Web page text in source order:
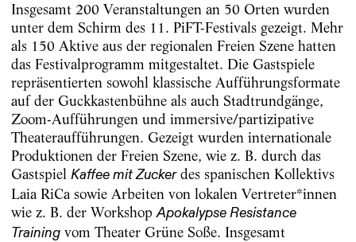
Insgesamt 200 Veranstaltungen an 50 Orten wurden
unter dem Schirm des 11. PiFT-Festivals gezeigt. Mehr
als 150 Aktive aus der regionalen Freien Szene hatten
das Festivalprogramm mitgestaltet. Die Gastspiele
repräsentierten sowohl klassische Aufführungsformate
auf der Guckkastenbühne als auch Stadtrundgänge,
Zoom-Aufführungen und immersive/partizipative
Theateraufführungen. Gezeigt wurden internationale
Produktionen der Freien Szene, wie z. B. durch das
Gastspiel Kaffee mit Zuckerdes spanischen Kollektivs
Laia RiCa sowie Arbeiten von lokalen Vertreter*innen
wie z. B. der WorkshopApokalypse Resistance
Trainingvom Theater Grüne Soße. Insgesamt